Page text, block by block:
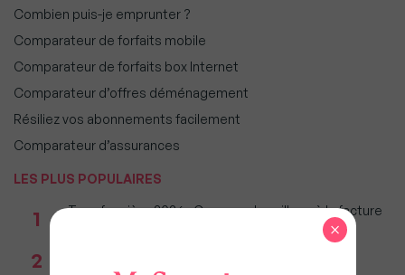
Combien puis-je emprunter ?
Comparateur de forfaits mobile
Comparateur de forfaits box Internet
Comparateur d’offres déménagement
Résiliez vos abonnements facilement
Comparateur d’assurances
LES PLUS POPULAIRES
1
Taxe foncière 2026 : Ces grandes villes où la facture
2
millions d'euros de chiffre d'affaires
×